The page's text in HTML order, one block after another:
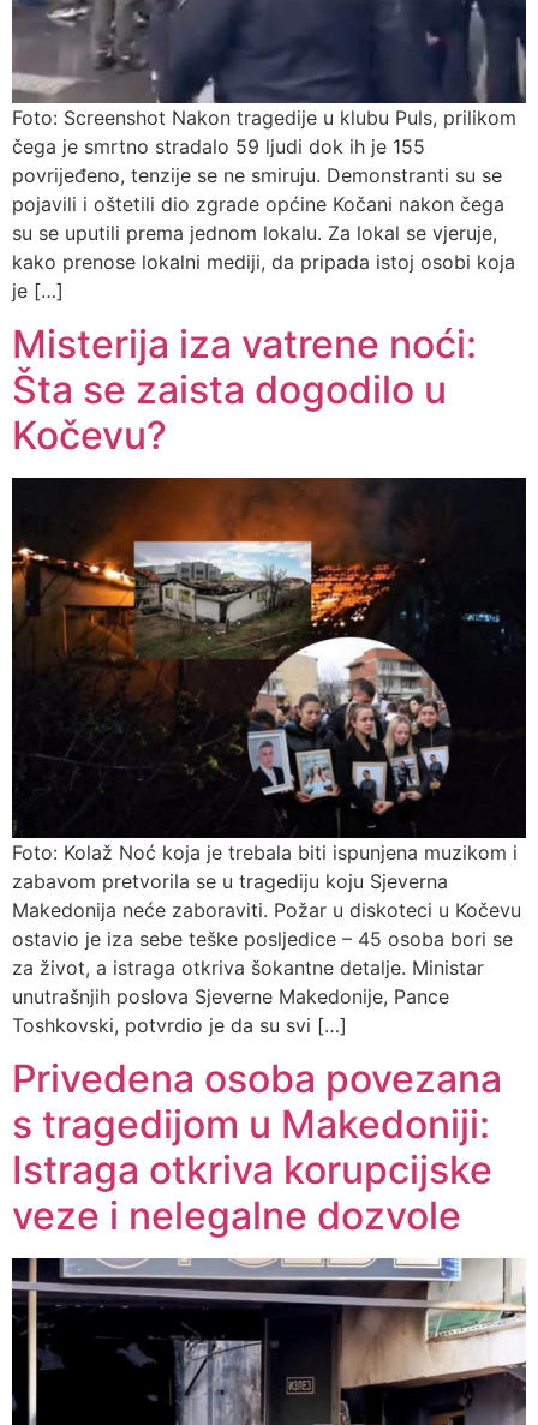
Foto: Screenshot Nakon tragedije u klubu Puls, prilikom
čega je smrtno stradalo 59 ljudi dok ih je 155
povrijeđeno, tenzije se ne smiruju. Demonstranti su se
pojavili i oštetili dio zgrade općine Kočani nakon čega
su se uputili prema jednom lokalu. Za lokal se vjeruje,
kako prenose lokalni mediji, da pripada istoj osobi koja
je […]
Misterija iza vatrene noći:
Šta se zaista dogodilo u
Kočevu?
Foto: Kolaž Noć koja je trebala biti ispunjena muzikom i
zabavom pretvorila se u tragediju koju Sjeverna
Makedonija neće zaboraviti. Požar u diskoteci u Kočevu
ostavio je iza sebe teške posljedice – 45 osoba bori se
za život, a istraga otkriva šokantne detalje. Ministar
unutrašnjih poslova Sjeverne Makedonije, Pance
Toshkovski, potvrdio je da su svi […]
Privedena osoba povezana
s tragedijom u Makedoniji:
Istraga otkriva korupcijske
veze i nelegalne dozvole